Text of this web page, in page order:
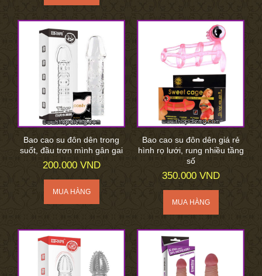
Bao cao su đôn dên trong
suốt, đầu trơn mình gân gai
200.000 VND
Bao cao su đôn dên giá rẻ
hình rọ lưới, rung nhiều tầng
số
350.000 VND